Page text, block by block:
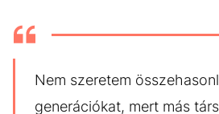
Nem szeretem
generációkat, mert más